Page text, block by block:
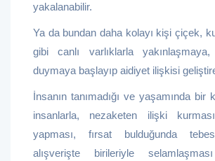
yakalanabilir.
Ya da bundan daha kolayı kişi çiçek,
gibi canlı varlıklarla
duymaya başlayıp aidiyet ilişkisi
İnsanın tanımadığı ve yaşamında bir
insanlarla, nezaketen ilişki
yapması, fırsat bulduğunda
alışverişte birileriyle